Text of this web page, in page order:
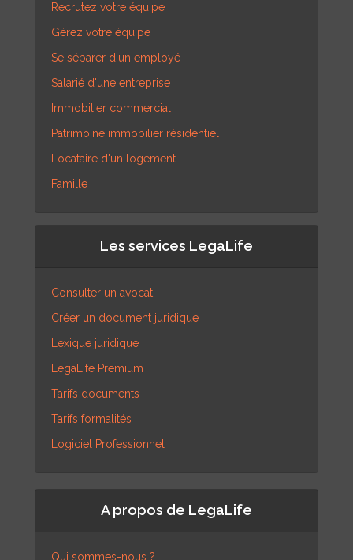
Recrutez votre équipe
Gérez votre équipe
Se séparer d'un employé
Salarié d'une entreprise
Immobilier commercial
Patrimoine immobilier résidentiel
Locataire d'un logement
Famille
Les services LegaLife
Consulter un avocat
Créer un document juridique
Lexique juridique
LegaLife Premium
Tarifs documents
Tarifs formalités
Logiciel Professionnel
A propos de LegaLife
Qui sommes-nous ?